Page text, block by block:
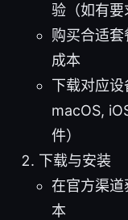
验（如有要
购买合适
成本
下载对应
macOS,
件）
下载与安装
在官方渠
本